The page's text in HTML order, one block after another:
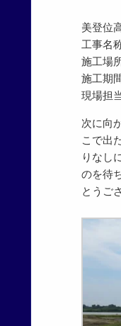
美登位
工事名
施工場
施工期
現場担
次に向
こで出
りなし
のを待
とうご